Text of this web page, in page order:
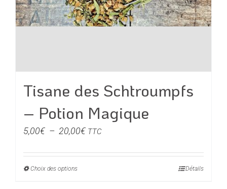
Tisane des Schtroumpfs
– Potion Magique
5,00€ – 20,00€Plage
prix :
TTC
Choix des optionsCe
Détails